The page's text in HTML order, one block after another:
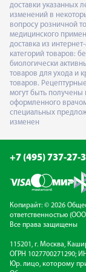
доставки указанных
изменений в
вопросу розничной
медицинского
доставка из
категорий товаров:
биологически
товаров для ухода и
товаров.
могут быть получены
оформленного
специальных
изменен
+7 (495) 737-27-
Копирайт: © 2026
ответственностью
Все права защищены
115201, г. Москва,
ОГРН 1027700271290;
Юр. лицо, которому